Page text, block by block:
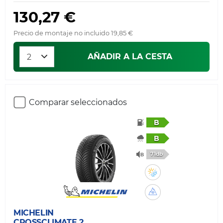
130,27 €
Precio de montaje no incluido 19,85 €
AÑADIR A LA CESTA
Comparar seleccionados
B
B
71db
MICHELIN